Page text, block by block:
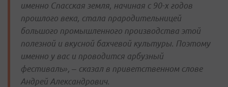
именно Спасская земля, начиная с 90-х годов
прошлого века, стала прародительницей
большого промышленного производства этой
полезной и вкусной бахчевой культуры. Поэтому
именно у вас и проводится арбузный
фестиваль», – сказал в приветственном слове
Андрей Александрович.